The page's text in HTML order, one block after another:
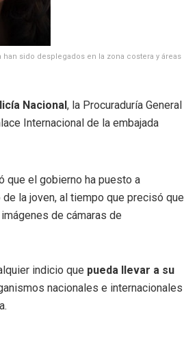
sido desplegados en la zona costera y áreas
Nacional, la Procuraduría General
Internacional de la embajada
que el gobierno ha puesto a
la joven, al tiempo que precisó que
de cámaras de
indicio que pueda llevar a su
nacionales e internacionales